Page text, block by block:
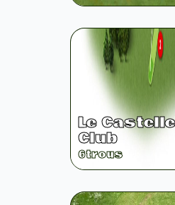
Le
Club
6trous